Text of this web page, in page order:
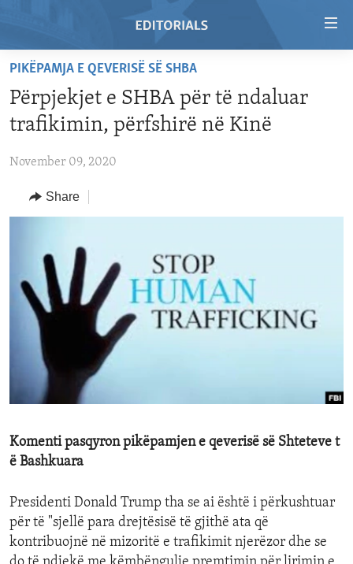
Skip
main
content
to
Navigation
Skip
VIDEO
REGIONS
AFRICA
ASIA
EUROPE
MIDDLE EAST
TOPICS
SECURITY AND DEFENSE
AID AND DEVELOPMENT
DEMOCRACY AND GOVERNANCE
ECONOMY AND TRADE
ENVIRONMENT AND HEALTH
IDEALS AND INSTITUTIONS
ABOUT US
FOLLOW US
PIKËPAMJA E QEVERISË SË SHBA
Përpjekjet e SHBA për të ndaluar
trafikimin, përfshirë në Kinë
November 09, 2020
Share
Komenti pasqyron pikëpamjen e qeverisë së Shteteve t
ë Bashkuara
Presidenti Donald Trump tha se ai është i përkushtuar
për të "sjellë para drejtësisë të gjithë ata që
kontribuojnë në mizoritë e trafikimit njerëzor dhe se